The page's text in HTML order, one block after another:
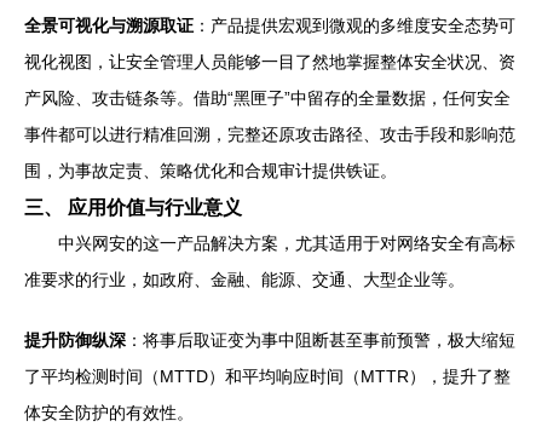
全景可视化与溯源取证 ：产品提供宏观到微观的多维度安全态势可
视化视图，让安全管理人员能够一目了然地掌握整体安全状况、资
产风险、攻击链条等。借助“黑匣子”中留存的全量数据，任何安全
事件都可以进行精准回溯，完整还原攻击路径、攻击手段和影响范
围，为事故定责、策略优化和合规审计提供铁证。
三、 应用价值与行业意义
中兴网安的这一产品解决方案，尤其适用于对网络安全有高标
准要求的行业，如政府、金融、能源、交通、大型企业等。
提升防御纵深 ：将事后取证变为事中阻断甚至事前预警，极大缩短
了平均检测时间（MTTD）和平均响应时间（MTTR），提升了整
体安全防护的有效性。